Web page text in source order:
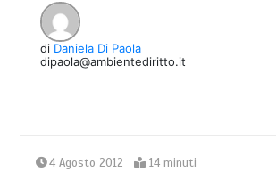
di Daniela Di Paola
dipaola@ambientediritto.it
4 Agosto 2012 14 minuti